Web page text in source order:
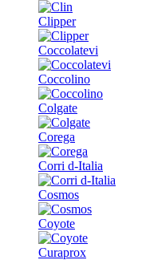
Clipper
Coccolatevi
Coccolino
Colgate
Corega
Corri d-Italia
Cosmos
Coyote
Curaprox